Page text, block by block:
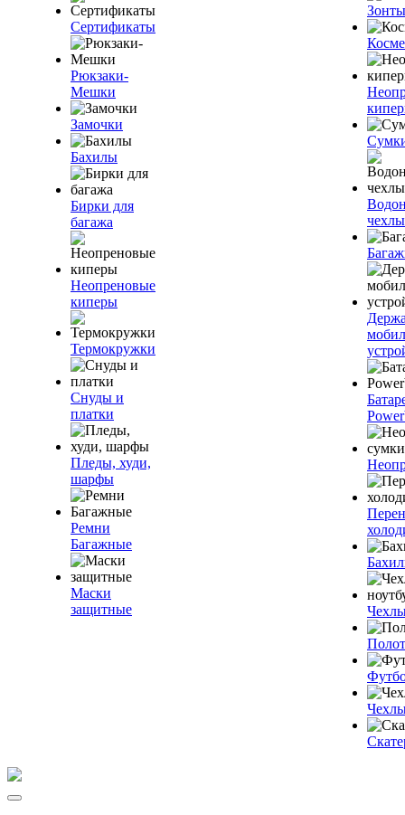
Сертификаты
Рюкзаки-
Мешки
Замочки
Бахилы
Бирки для
багажа
Неопреновые
киперы
Термокружки
Снуды и
платки
Пледы, худи,
шарфы
Ремни
Багажные
Маски
защитные
Зонты